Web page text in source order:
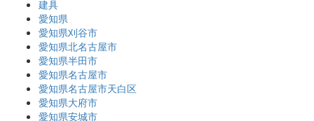
建具
愛知県
愛知県刈谷市
愛知県北名古屋市
愛知県半田市
愛知県名古屋市
愛知県名古屋市天白区
愛知県大府市
愛知県安城市